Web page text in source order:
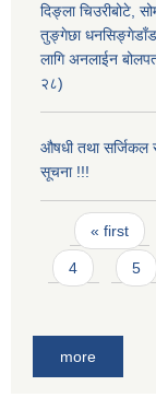
दिङ्ला चिउरीबोटे,
तुङ्गेछा
लागि अनलाईन
२८)
औषधी तथा सर्जिकल
सूचना !!!
Pages
« first
4 5
more